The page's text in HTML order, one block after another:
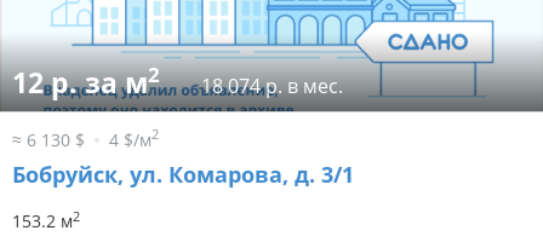
12 р. за м2 18 074 р. в мес.
≈ 6 130 $ 4 $/м2
Бобруйск, ул. Комарова, д. 3/1
153.2 м2